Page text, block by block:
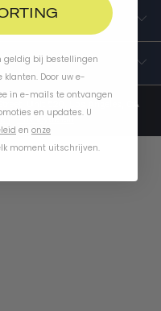
Unit 520, Los Angeles, CA
|Privacybeleid
geldig bij bestellingen
klanten. Door uw e-
in e-mails te ontvangen
en updates. U
en onze
moment uitschrijven.